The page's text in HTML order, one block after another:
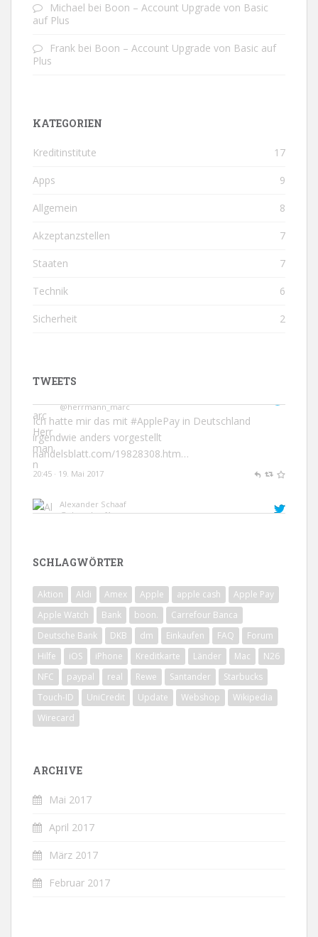
Michael bei Boon – Account Upgrade von Basic
auf Plus
Frank bei Boon – Account Upgrade von Basic auf
Plus
KATEGORIEN
Kreditinstitute 17
Apps 9
Allgemein 8
Akzeptanzstellen 7
Staaten 7
Technik 6
Sicherheit 2
TWEETS
Marc Herrmann
handelsblatt.com/19828308.htm…
@alexschaaf1
#applepaymit Italien nun in 18 Ländern verfügbar.
@Apple : wird Deutschland das 19. Land?
15:13 · 19. Mai 2017
SCHLAGWÖRTER
Aktion Aldi Amex Apple apple cash
Apple Pay
Apple Watch
Bank boon.
Carrefour Banca
Deutsche Bank
DKB dm Einkaufen FAQ
Forum
Hilfe
iOS iPhone Kreditkarte Länder Mac
N26
NFC
paypal real Rewe Santander
Starbucks
Touch-ID
UniCredit Update Webshop
Wikipedia
Wirecard
ARCHIVE
Mai 2017
April 2017
März 2017
Februar 2017